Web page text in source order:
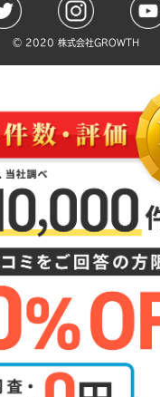
©️ 2020 株式会社GROWTH